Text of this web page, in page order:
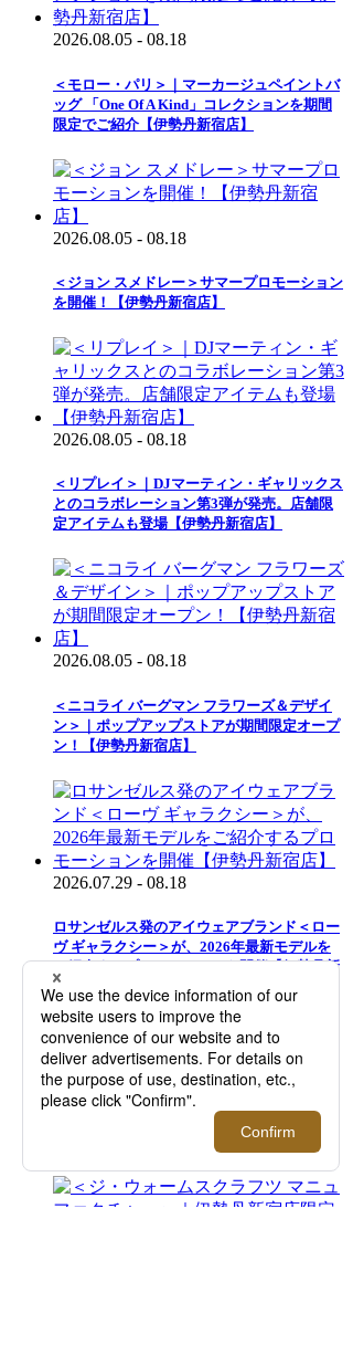
2026.08.05 - 08.18
＜モロー・パリ＞｜マーカージュペイントバ
ッグ 「One Of A Kind」コレクションを期間
限定でご紹介【伊勢丹新宿店】
2026.08.05 - 08.18
＜ジョン スメドレー＞サマープロモーション
を開催！【伊勢丹新宿店】
2026.08.05 - 08.18
＜リプレイ＞｜DJマーティン・ギャリックス
とのコラボレーション第3弾が発売。店舗限
定アイテムも登場【伊勢丹新宿店】
2026.08.05 - 08.18
＜ニコライ バーグマン フラワーズ＆デザイ
ン＞｜ポップアップストアが期間限定オープ
ン！【伊勢丹新宿店】
2026.07.29 - 08.18
ロサンゼルス発のアイウェアブランド＜ロー
ヴ ギャラクシー＞が、2026年最新モデルを
ご紹介するプロモーションを開催【伊勢丹新
宿店】
2025.08.05 - 08.23
＜スマイソン＞2027年ダイアリーご予約会